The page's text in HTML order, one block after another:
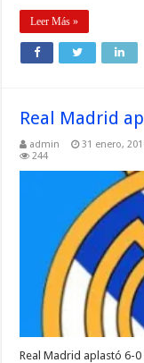
Leer Más »
Real Madrid
admin 31 enero,
244
Real Madrid aplastó 6-